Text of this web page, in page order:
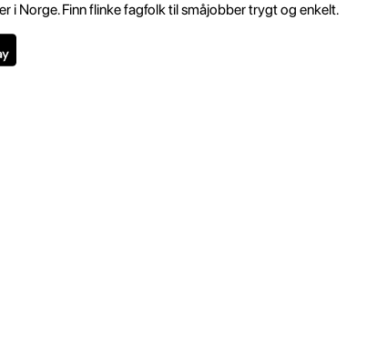
i Norge. Finn flinke fagfolk til småjobber trygt og enkelt.